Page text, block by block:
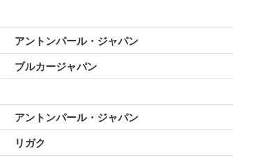
アントンパール・ジャパン
ブルカージャパン
アントンパール・ジャパン
リガク